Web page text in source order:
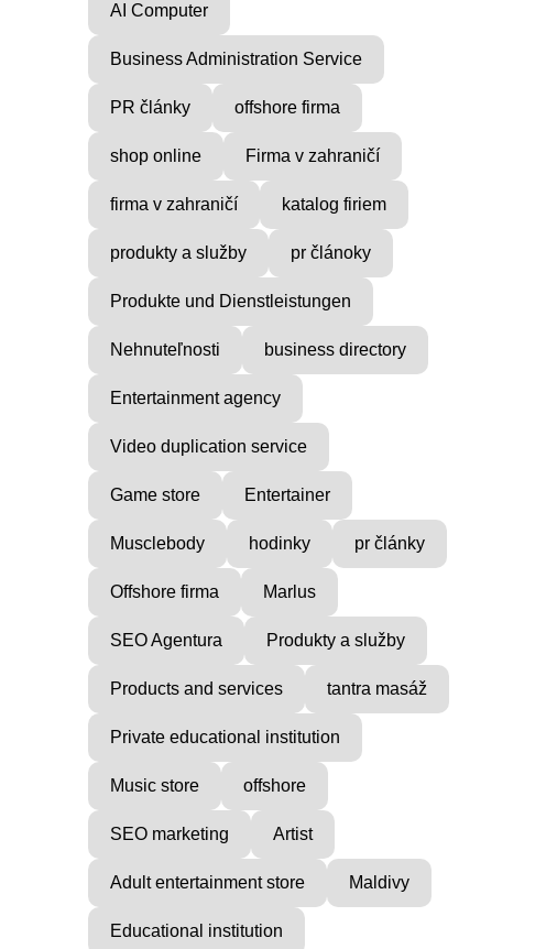
AI Computer
Business Administration Service
PR články offshore firma
shop online Firma v zahraničí
firma v zahraničí katalog firiem
produkty a služby pr článoky
Produkte und Dienstleistungen
Nehnuteľnosti business directory
Entertainment agency
Video duplication service
Game store Entertainer
Musclebody hodinky pr články
Offshore firma Marlus
SEO Agentura Produkty a služby
Products and services tantra masáž
Private educational institution
Music store offshore
SEO marketing Artist
Adult entertainment store Maldivy
Educational institution